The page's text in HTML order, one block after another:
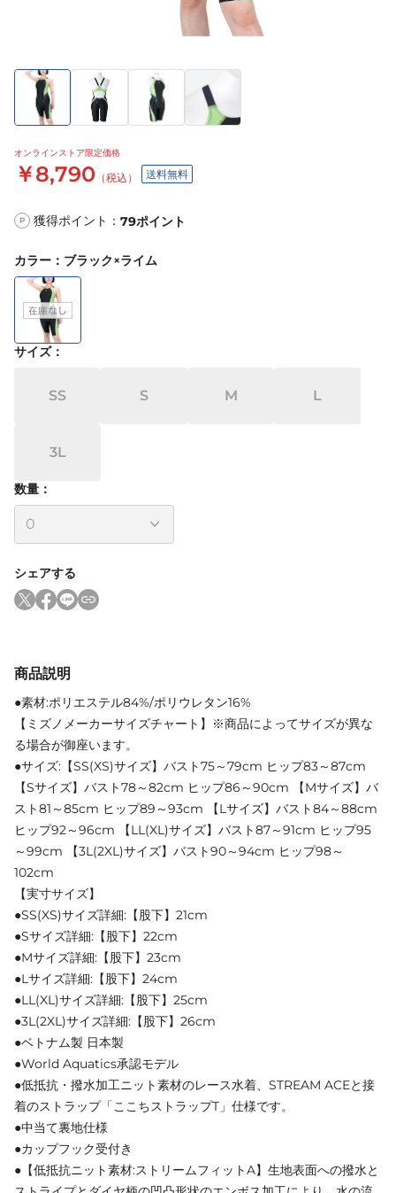
オンラインストア限定価格
￥8,790 （税込） 送料無料
P 獲得ポイント： 79ポイント
カラー ： ブラック×ライム
サイズ：
SS S M L
3L
数量：
シェアする
商品説明
●素材:ポリエステル84%/ポリウレタン16%
【ミズノメーカーサイズチャート】※商品によってサイズが異な
る場合が御座います。
●サイズ:【SS(XS)サイズ】バスト75～79cm ヒップ83～87cm
【Sサイズ】バスト78～82cm ヒップ86～90cm 【Mサイズ】バ
スト81～85cm ヒップ89～93cm 【Lサイズ】バスト84～88cm
ヒップ92～96cm 【LL(XL)サイズ】バスト87～91cm ヒップ95
～99cm 【3L(2XL)サイズ】バスト90～94cm ヒップ98～
102cm
【実寸サイズ】
●SS(XS)サイズ詳細:【股下】21cm
●Sサイズ詳細:【股下】22cm
●Mサイズ詳細:【股下】23cm
●Lサイズ詳細:【股下】24cm
●LL(XL)サイズ詳細:【股下】25cm
●3L(2XL)サイズ詳細:【股下】26cm
●ベトナム製 日本製
●World Aquatics承認モデル
●低抵抗・撥水加工ニット素材のレース水着、STREAM ACEと接
着のストラップ「ここちストラップT」仕様です。
●中当て裏地仕様
●カップフック受付き
●【低抵抗ニット素材:ストリームフィットA】生地表面への撥水と